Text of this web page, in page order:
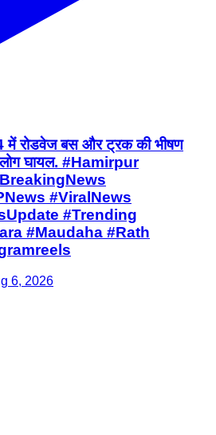
में रोडवेज बस और ट्रक की भीषण
घायल. #Hamirpur
#ViralNews
#Trending
#Maudaha #Rath
6, 2026